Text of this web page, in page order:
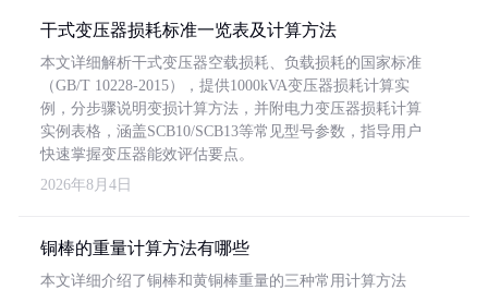
干式变压器损耗标准一览表及计算方法
本文详细解析干式变压器空载损耗、负载损耗的国家标准
（GB/T 10228-2015），提供1000kVA变压器损耗计算实
例，分步骤说明变损计算方法，并附电力变压器损耗计算
实例表格，涵盖SCB10/SCB13等常见型号参数，指导用户
快速掌握变压器能效评估要点。
2026年8月4日
铜棒的重量计算方法有哪些
本文详细介绍了铜棒和黄铜棒重量的三种常用计算方法